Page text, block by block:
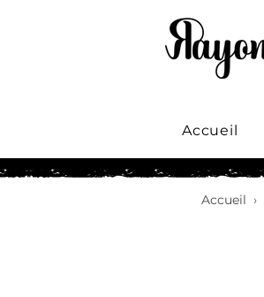
Accueil
Accueil ›